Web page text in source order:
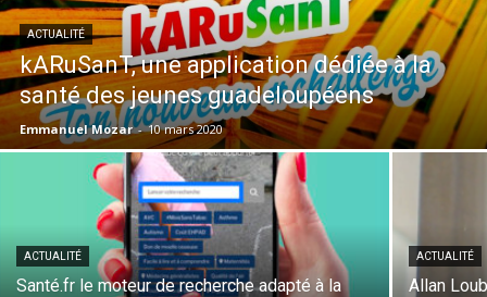
ACTUALITÉ
kARuSanT, une application dédiée à la
santé des jeunes guadeloupéens
Emmanuel Mozar - 10 mars 2020
ACTUALITÉ
Santé.fr le moteur de recherche adapté à la
ACTUALITÉ
Allan